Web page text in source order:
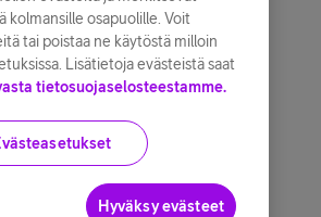
kolmansille osapuolille. Voit
tai poistaa ne käytöstä milloin
Lisätietoja evästeistä saat
tietosuojaselosteestamme.
Hyväksy evästeet